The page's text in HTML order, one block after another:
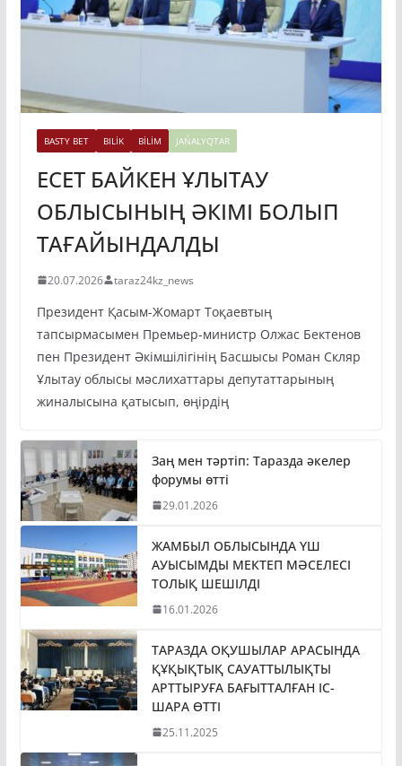
BASTY BET BILİK BİLİM JAŃALYQTAR
ЕСЕТ БАЙКЕН ҰЛЫТАУ
ОБЛЫСЫНЫҢ ӘКІМІ БОЛЫП
ТАҒАЙЫНДАЛДЫ
20.07.2026 taraz24kz_news
Президент Қасым-Жомарт Тоқаевтың
тапсырмасымен Премьер-министр Олжас Бектенов
пен Президент Әкімшілігінің Басшысы Роман Скляр
Ұлытау облысы мәслихаттары депутаттарының
жиналысына қатысып, өңірдің
Заң мен тәртіп: Таразда әкелер
форумы өтті
29.01.2026
ЖАМБЫЛ ОБЛЫСЫНДА ҮШ
АУЫСЫМДЫ МЕКТЕП МӘСЕЛЕСІ
ТОЛЫҚ ШЕШІЛДІ
16.01.2026
ТАРАЗДА ОҚУШЫЛАР АРАСЫНДА
ҚҰҚЫҚТЫҚ САУАТТЫЛЫҚТЫ
АРТТЫРУҒА БАҒЫТТАЛҒАН ІС-
ШАРА ӨТТІ
25.11.2025